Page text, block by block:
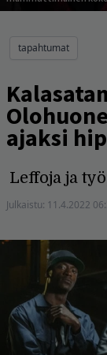
tapahtumat
ajaksi
Leffoja ja
Julkaistu: 11.4.2022